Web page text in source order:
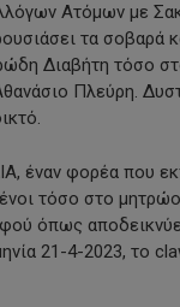
Ατόμων με
τα σοβαρά
Διαβήτη τόσο
Πλεύρη.
έναν φορέα που
τόσο στο
όπως
21-4-2023, το